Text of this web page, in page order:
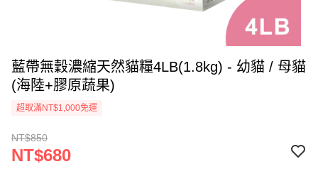
藍帶無穀濃縮天然貓糧4LB(1.8kg) - 幼貓 / 母貓
(海陸+膠原蔬果)
超取滿NT$1,000免運
NT$850
NT$680